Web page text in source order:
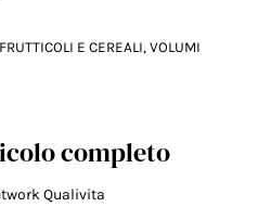
E CEREALI,VOLUMI
completo
Qualivita